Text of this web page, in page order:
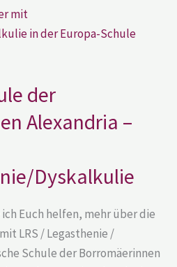
der
Alexandria –
Dyskalkulie
Euch helfen, mehr über die
LRS / Legasthenie /
Schule der Borromäerinnen